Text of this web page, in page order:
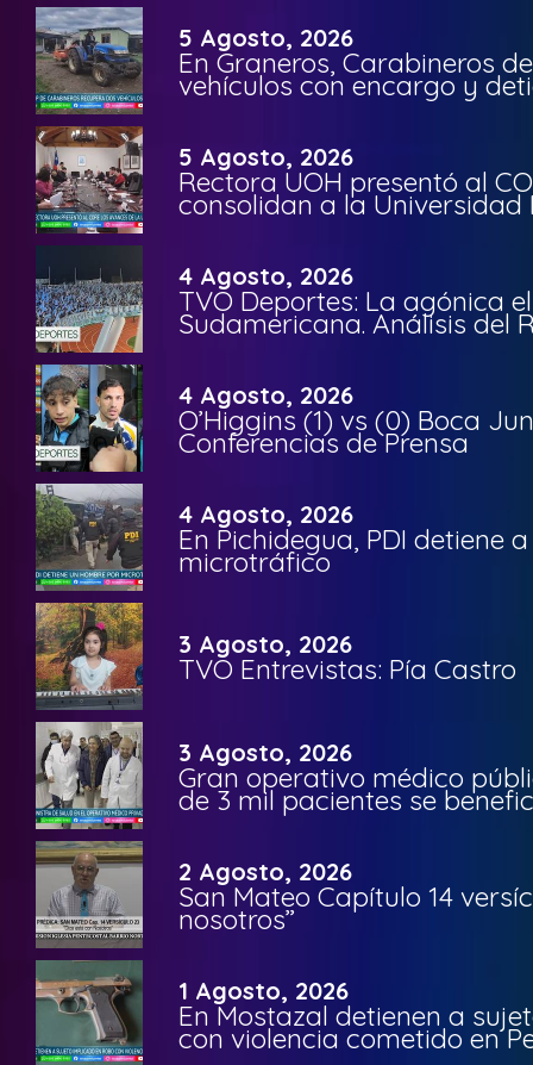
5 Agosto, 2026
En Graneros, Carabineros
vehículos con encargo y
5 Agosto, 2026
Rectora UOH presentó al
consolidan a la Universidad
4 Agosto, 2026
TVO Deportes: La agónica
Sudamericana. Análisis del
4 Agosto, 2026
O’Higgins (1) vs (0) Boca
Conferencias de Prensa
4 Agosto, 2026
En Pichidegua, PDI detiene
microtráfico
3 Agosto, 2026
TVO Entrevistas: Pía Castro
3 Agosto, 2026
Gran operativo médico
de 3 mil pacientes se
2 Agosto, 2026
San Mateo Capítulo 14
nosotros”
1 Agosto, 2026
En Mostazal detienen a
con violencia cometido en